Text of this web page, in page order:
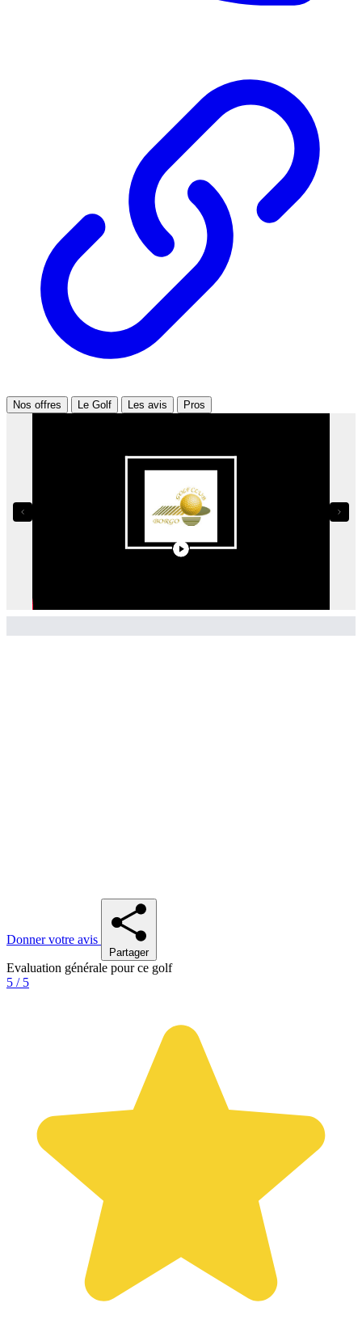
Nos offres Le Golf Les avis Pros
Donner votre avis
Partager
Evaluation générale pour ce golf
5 / 5